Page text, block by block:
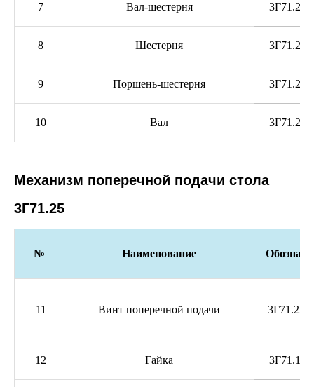
7 Вал-шестерня
8 Шестерня
9 Поршень-шестерня
10 Вал
Механизм поперечной подачи стола
3Г71.25
№ Наименование
11 Винт поперечной подачи
12 Гайка